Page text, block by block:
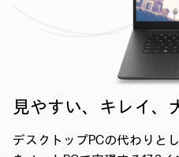
見やすい、キレイ、
デスクトップPCの代わりと